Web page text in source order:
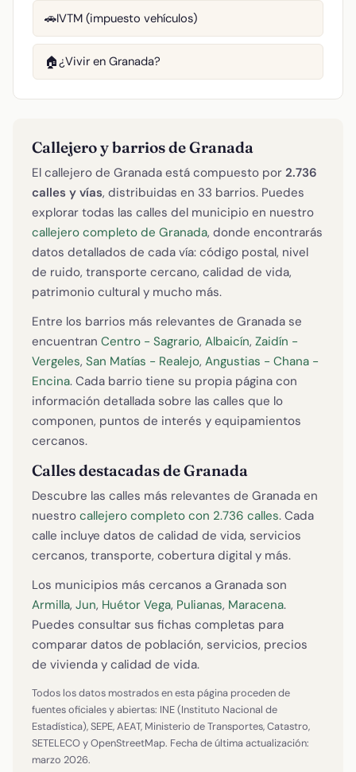
🚗IVTM (impuesto vehículos)
🏠¿Vivir en Granada?
Callejero y barrios de Granada
El callejero de Granada está compuesto por 2.736
calles y vías, distribuidas en 33 barrios. Puedes
explorar todas las calles del municipio en nuestro
callejero completo de Granada, donde encontrarás
datos detallados de cada vía: código postal, nivel
de ruido, transporte cercano, calidad de vida,
patrimonio cultural y mucho más.
Entre los barrios más relevantes de Granada se
encuentran Centro - Sagrario, Albaicín, Zaidín -
Vergeles, San Matías - Realejo, Angustias - Chana -
Encina. Cada barrio tiene su propia página con
información detallada sobre las calles que lo
componen, puntos de interés y equipamientos
cercanos.
Calles destacadas de Granada
Descubre las calles más relevantes de Granada en
nuestro callejero completo con 2.736 calles. Cada
calle incluye datos de calidad de vida, servicios
cercanos, transporte, cobertura digital y más.
Los municipios más cercanos a Granada son
Armilla, Jun, Huétor Vega, Pulianas, Maracena.
Puedes consultar sus fichas completas para
comparar datos de población, servicios, precios
de vivienda y calidad de vida.
Todos los datos mostrados en esta página proceden de
fuentes oficiales y abiertas: INE (Instituto Nacional de
Estadística), SEPE, AEAT, Ministerio de Transportes, Catastro,
SETELECO y OpenStreetMap. Fecha de última actualización:
marzo 2026.